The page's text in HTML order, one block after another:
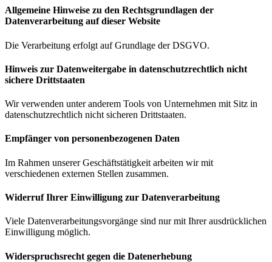
Allgemeine Hinweise zu den Rechtsgrundlagen der
Datenverarbeitung auf dieser Website
Die Verarbeitung erfolgt auf Grundlage der DSGVO.
Hinweis zur Datenweitergabe in datenschutzrechtlich nicht
sichere Drittstaaten
Wir verwenden unter anderem Tools von Unternehmen mit Sitz in
datenschutzrechtlich nicht sicheren Drittstaaten.
Empfänger von personenbezogenen Daten
Im Rahmen unserer Geschäftstätigkeit arbeiten wir mit
verschiedenen externen Stellen zusammen.
Widerruf Ihrer Einwilligung zur Datenverarbeitung
Viele Datenverarbeitungsvorgänge sind nur mit Ihrer ausdrücklichen
Einwilligung möglich.
Widerspruchsrecht gegen die Datenerhebung